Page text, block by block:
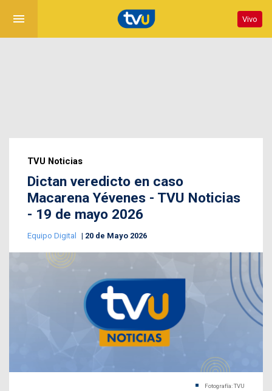
menu Vivo
TVU Noticias
Dictan veredicto en caso
Macarena Yévenes - TVU Noticias
- 19 de mayo 2026
Equipo Digital 20 de Mayo 2026
Fotografía: TVU